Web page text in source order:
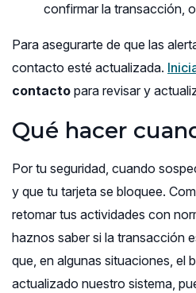
confirmar la transacción,
Para asegurarte de que las
contacto esté actualizada.
contacto para revisar y
Qué hacer
Por tu seguridad, cuando
y que tu tarjeta se bloquee.
retomar tus actividades con
haznos saber si la transacción
que, en algunas situaciones, el
actualizado nuestro sistema,